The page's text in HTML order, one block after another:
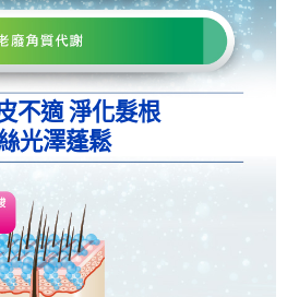
不適 淨化髮根
光澤蓬鬆